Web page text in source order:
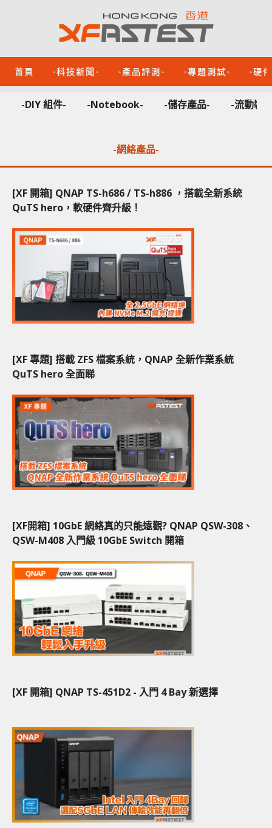
首頁 -科技新聞- -產品評測- -專題測試- -硬
-DIY 組件- -Notebook- -儲存產品- -流動裝
-網絡產品-
[XF 開箱] QNAP TS-h686 / TS-h886 ，搭載全新系統
QuTS hero，軟硬件齊升級！
[XF 專題] 搭載 ZFS 檔案系統，QNAP 全新作業系統
QuTS hero 全面睇
[XF開箱] 10GbE 網絡真的只能遠觀? QNAP QSW-308、
QSW-M408 入門級 10GbE Switch 開箱
[XF 開箱] QNAP TS-451D2 - 入門 4 Bay 新選擇